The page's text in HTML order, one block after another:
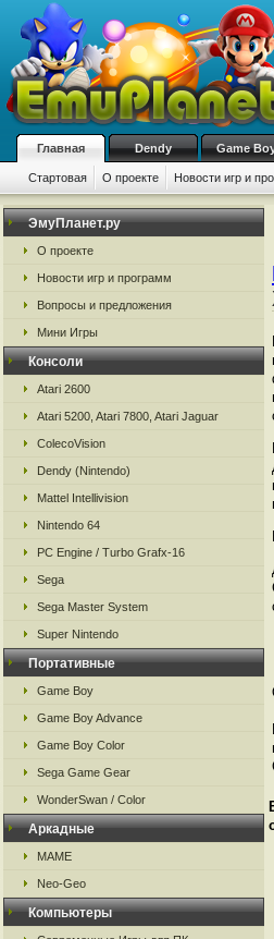
Главная Dendy Game
Стартовая О проекте Новости игр и
ЭмуПланет.ру
О проекте
Новости игр и программ
Вопросы и предложения
Мини Игры
Консоли
Atari 2600
Atari 5200, Atari 7800, Atari Jaguar
ColecoVision
Dendy (Nintendo)
Mattel Intellivision
Nintendo 64
PC Engine / Turbo Grafx-16
Sega
Sega Master System
Super Nintendo
Портативные
Game Boy
Game Boy Advance
Game Boy Color
Sega Game Gear
WonderSwan / Color
Аркадные
MAME
Neo-Geo
Компьютеры